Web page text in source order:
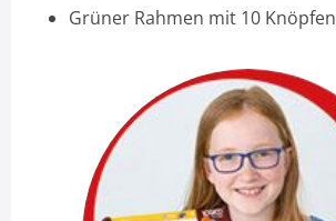
Grüner Rahmen mit 10 Knöpfen